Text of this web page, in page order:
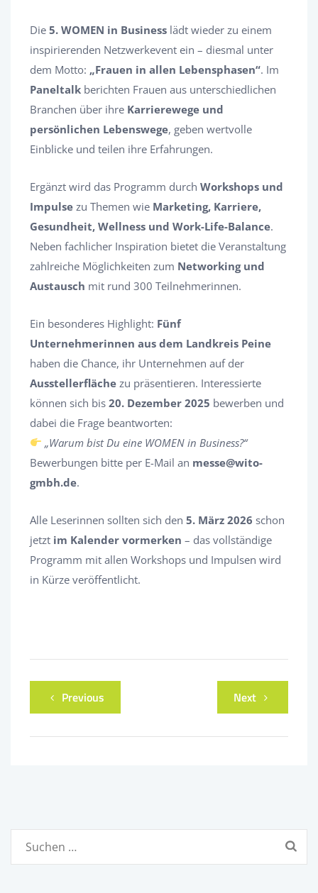
Die 5. WOMEN in Business lädt wieder zu einem
inspirierenden Netzwerkevent ein – diesmal unter
dem Motto: „Frauen in allen Lebensphasen“. Im
Paneltalk berichten Frauen aus unterschiedlichen
Branchen über ihre Karrierewege und
persönlichen Lebenswege, geben wertvolle
Einblicke und teilen ihre Erfahrungen.
Ergänzt wird das Programm durch Workshops und
Impulse zu Themen wie Marketing, Karriere,
Gesundheit, Wellness und Work-Life-Balance.
Neben fachlicher Inspiration bietet die Veranstaltung
zahlreiche Möglichkeiten zum Networking und
Austausch mit rund 300 Teilnehmerinnen.
Ein besonderes Highlight: Fünf
Unternehmerinnen aus dem Landkreis Peine
haben die Chance, ihr Unternehmen auf der
Ausstellerfläche zu präsentieren. Interessierte
können sich bis 20. Dezember 2025 bewerben und
dabei die Frage beantworten:
„Warum bist Du eine WOMEN in Business?“
Bewerbungen bitte per E-Mail an messe@wito-
gmbh.de.
Alle Leserinnen sollten sich den 5. März 2026 schon
jetzt im Kalender vormerken – das vollständige
Programm mit allen Workshops und Impulsen wird
in Kürze veröffentlicht.
Previous Next